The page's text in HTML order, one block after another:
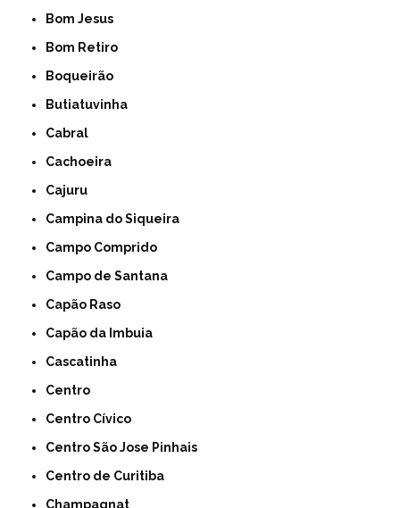
Bom Jesus
Bom Retiro
Boqueirão
Butiatuvinha
Cabral
Cachoeira
Cajuru
Campina do Siqueira
Campo Comprido
Campo de Santana
Capão Raso
Capão da Imbuia
Cascatinha
Centro
Centro Cívico
Centro São Jose Pinhais
Centro de Curitiba
Champagnat